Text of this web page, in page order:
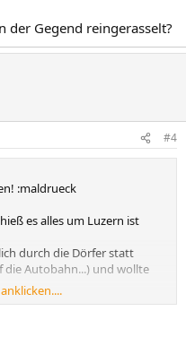
der Gegend reingerasselt?
#4
:maldrueck
es alles um Luzern ist
durch die Dörfer statt
die Autobahn...) und wollte
auch gesperrt. Da